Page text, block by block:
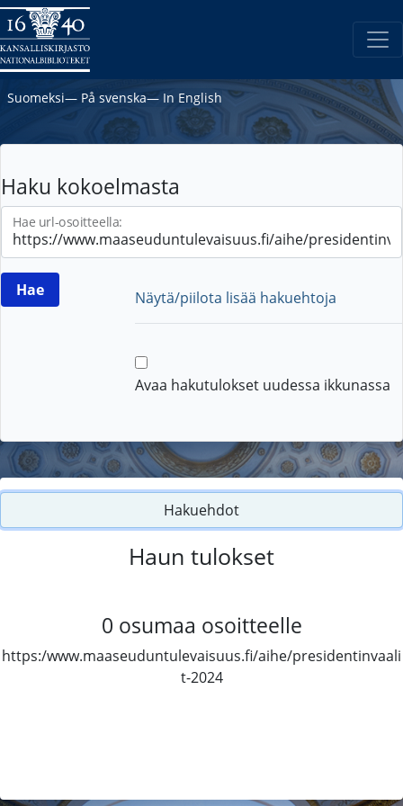
Suomeksi― På svenska― In English
Haku kokoelmasta
Hae url-osoitteella:
Näytä/piilota lisää hakuehtoja
Avaa hakutulokset uudessa ikkunassa
Hakuehdot
Haun tulokset
0 osumaa osoitteelle
https:/www.maaseuduntulevaisuus.fi/aihe/presidentinvaali
t-2024